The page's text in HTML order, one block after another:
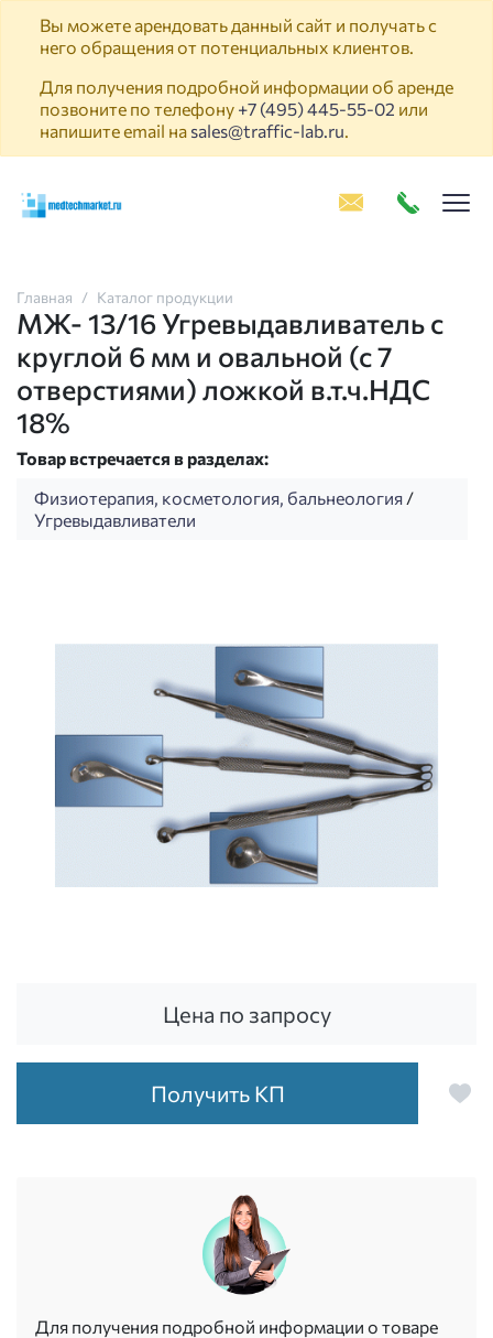
Вы можете арендовать данный сайт и получать с
него обращения от потенциальных клиентов.
Для получения подробной информации об аренде
позвоните по телефону +7 (495) 445-55-02 или
напишите email на sales@traffic-lab.ru.
Главная Каталог продукции
МЖ- 13/16 Угревыдавливатель с
круглой 6 мм и овальной (с 7
отверстиями) ложкой в.т.ч.НДС
18%
Товар встречается в разделах:
Физиотерапия, косметология, бальнеология /
Угревыдавливатели
Цена по запросу
Получить КП
Для получения подробной информации о товаре